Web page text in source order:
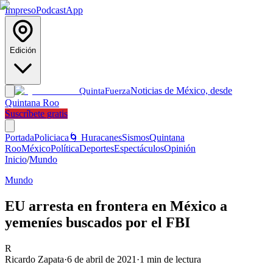
ImpresoPodcastApp
Edición
QuintaFuerzaNoticias de México, desde
Quintana Roo
Suscríbete gratis
PortadaPoliciaca 🌀 HuracanesSismosQuintana
RooMéxicoPolíticaDeportesEspectáculosOpinión
Inicio/Mundo
Mundo
EU arresta en frontera en México a
yemeníes buscados por el FBI
R
Ricardo Zapata·6 de abril de 2021 ·1 min de lectura